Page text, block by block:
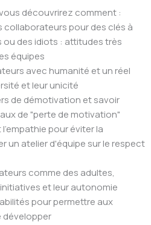
découvrirez comment :
collaborateurs pour des clés à
des idiots : attitudes très
équipes
avec humanité et un réel
et leur unicité
de démotivation et savoir
de "perte de motivation"
pour éviter la
un atelier d'équipe sur le respect
comme des adultes,
et leur autonomie
pour permettre aux
développer